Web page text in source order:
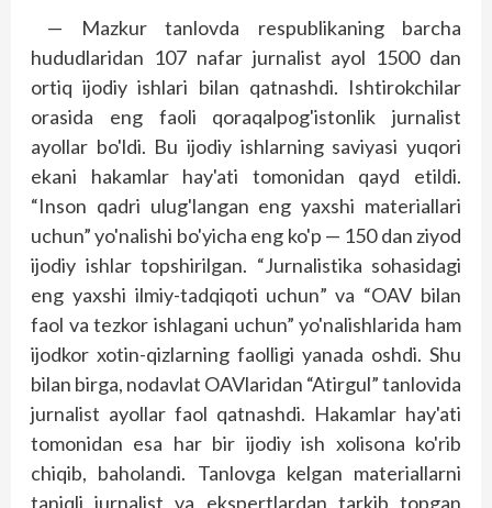
— Mazkur tanlovda respublikaning barcha
hududlaridan 107 nafar jurnalist ayol 1500 dan
ortiq ijodiy ishlari bilan qatnashdi. Ishtirokchilar
orasida eng faoli qoraqalpog'istonlik jurnalist
ayollar bo'ldi. Bu ijodiy ishlarning saviyasi yuqori
ekani hakamlar hay'ati tomonidan qayd etildi.
“Inson qadri ulug'langan eng yaxshi materiallari
uchun” yo'nalishi bo'yicha eng ko'p — 150 dan ziyod
ijodiy ishlar topshirilgan. “Jurnalistika sohasidagi
eng yaxshi ilmiy-tadqiqoti uchun” va “OAV bilan
faol va tezkor ishlagani uchun” yo'nalishlarida ham
ijodkor xotin-qizlarning faolligi yanada oshdi. Shu
bilan birga, nodavlat OAVlaridan “Atirgul” tanlovida
jurnalist ayollar faol qatnashdi. Hakamlar hay'ati
tomonidan esa har bir ijodiy ish xolisona ko'rib
chiqib, baholandi. Tanlovga kelgan materiallarni
taniqli jurnalist va ekspertlardan tarkib topgan